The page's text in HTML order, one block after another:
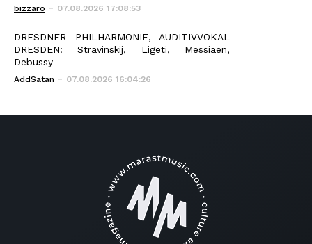
bizzaro - 07.08.2026 17:08:53
DRESDNER PHILHARMONIE, AUDITIVVOKAL
DRESDEN: Stravinskij, Ligeti, Messiaen,
Debussy
AddSatan - 07.08.2026 16:04:26